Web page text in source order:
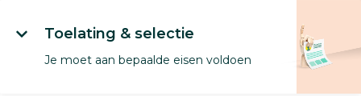
Toelating & selectie
Je moet aan bepaalde eisen voldoen